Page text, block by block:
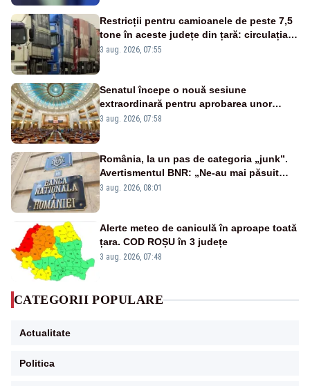
Restricții pentru camioanele de peste 7,5
tone în aceste județe din țară: circulația
este interzisă luni, între orele 12:00 și
3 aug. 2026, 07:55
Senatul începe o nouă sesiune
extraordinară pentru aprobarea unor
jaloane din PNRR
3 aug. 2026, 07:58
România, la un pas de categoria „junk”.
Avertismentul BNR: „Ne-au mai păsuit
pentru câteva luni”
3 aug. 2026, 08:01
Alerte meteo de caniculă în aproape toată
țara. COD ROȘU în 3 județe
3 aug. 2026, 07:48
CATEGORII POPULARE
Actualitate
Politica